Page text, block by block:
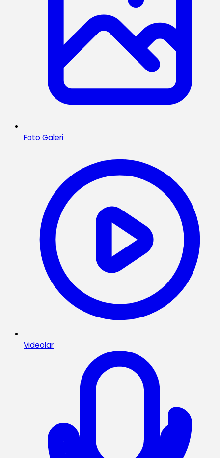
Foto Galeri
Videolar